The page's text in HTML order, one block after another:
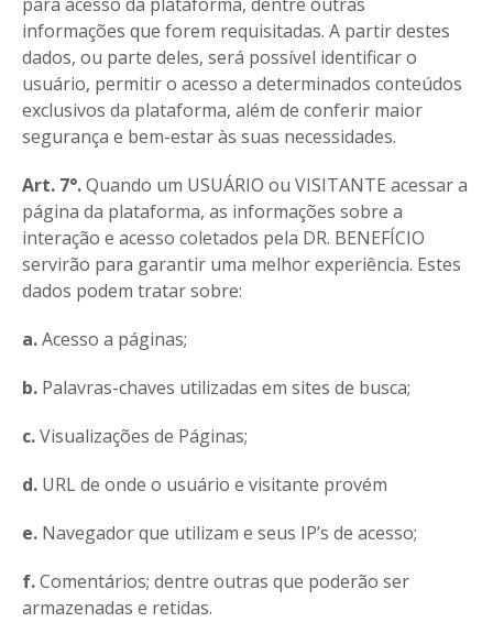
informações que forem requisitadas. A partir destes
dados, ou parte deles, será possível identificar o
usuário, permitir o acesso a determinados conteúdos
exclusivos da plataforma, além de conferir maior
segurança e bem-estar às suas necessidades.
Art. 7°.Quando um USUÁRIO ou VISITANTE acessar a
página da plataforma, as informações sobre a
interação e acesso coletados pela DR. BENEFÍCIO
servirão para garantir uma melhor experiência. Estes
dados podem tratar sobre:
a.Acesso a páginas;
b. Palavras-chaves utilizadas em sites de busca;
c.Visualizações de Páginas;
d. URL de onde o usuário e visitante provém
e. Navegador que utilizam e seus IP’s de acesso;
f.Comentários; dentre outras que poderão ser
armazenadas e retidas.